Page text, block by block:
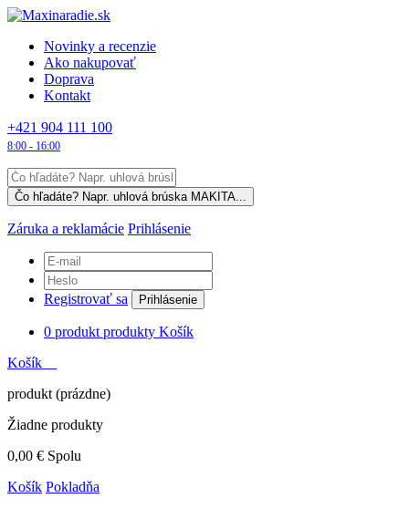
Novinky a recenzie
Ako nakupovať
Doprava
Kontakt
+421 904 111 100
8:00 - 16:00
Záruka a reklamácie Prihlásenie
Registrovať sa Prihlásenie
0 produkt produkty Košík
Košík
produkt (prázdne)
Žiadne produkty
0,00 € Spolu
Košík Pokladňa